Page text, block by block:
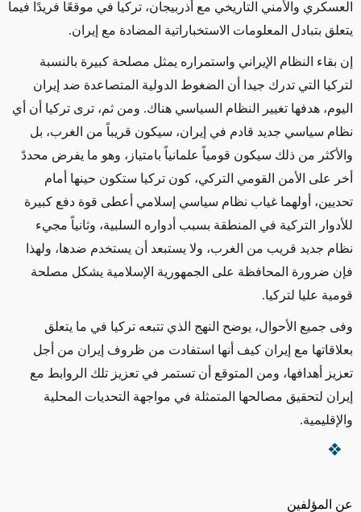
عن المؤلفين
العسكري والأمني التاريخي مع أذربيجان، تركيا في موقعًا فريدًا فيما
يتعلق بتبادل المعلومات الاستخباراتية المضادة مع إيران.
إن بقاء النظام الإيراني واستمراره يمثل مصلحة كبيرة بالنسبة
لتركيا التي تدرك جيدا أن الضغوط الدولية المتصاعدة ضد إيران
اليوم، هدفها تغيير النظام السياسي هناك. ومن ثم، ترى تركيا أن أي
نظام سياسي جديد قادم في إيران، سيكون قريباً من الغرب، بل
والأكثر من ذلك سيكون قومياً علمانياً بامتياز، وهو ما يفرض محددً
أخر على الأمن القومي التركي، كون تركيا ستكون حينها أمام
تحديين، أولهما غياب نظام سياسي إسلامي أعطى قوة دفع كبيرة
للأدوار التركية في المنطقة بسبب أدواره السلبية، وثانياً مجيء
نظام جديد قريب من الغرب، ولا يستبعد أن يستخدم ضدها، ولهذا
فإن ضرورة المحافظة على الجمهورية الإسلامية يشكل مصلحة
قومية عليا لتركيا.
وفى جميع الأحوال، يوضح النهج الذي تتبعه تركيا في ما يتعلق
بعلاقاتها مع إيران كيف أنها استفادت من ظروف إيران من أجل
تعزيز أهدافها، ومن المتوقع أن تستمر في تعزيز تلك الروابط مع
إيران لتحقيق مصالحها المتمثلة في مواجهة التحديات المحلية
والإقليمية.